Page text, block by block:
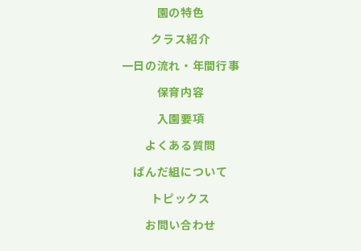
園の特色
クラス紹介
一日の流れ・年間行事
保育内容
入園要項
よくある質問
ぱんだ組について
トピックス
お問い合わせ